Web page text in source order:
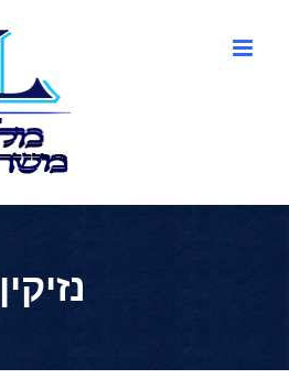
נזיקין